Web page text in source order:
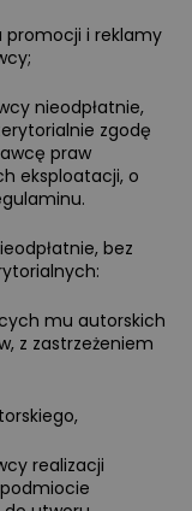
promocji i reklamy
nieodpłatnie,
zgodę
praw
eksploatacji, o
bez
mu autorskich
z zastrzeżeniem
realizacji